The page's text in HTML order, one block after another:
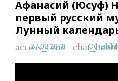
Афанасий (Юсуф)
первый русский
Лунный
access_time
27.02.2018